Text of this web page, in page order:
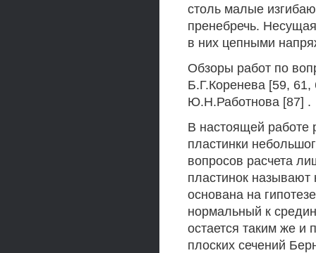
столь малые
пренебречь.
в них цепными
Обзоры работ по
Б.Г.Коренева [59,
Ю.Н.Работнова [87] .
В настоящей работе
пластинки
вопросов расчета
пластинок называют
основана на
нормальный к
остается таким же и
плоских сечений